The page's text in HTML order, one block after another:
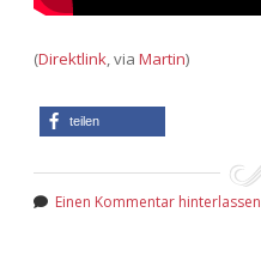
(Direktlink, via Martin)
teilen
Einen Kommentar hinterlassen